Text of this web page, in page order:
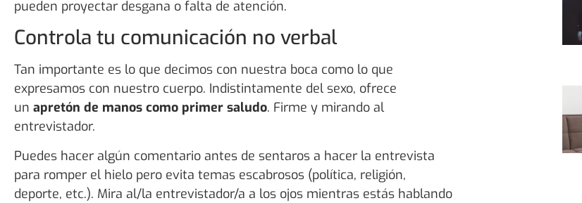
pueden proyectar desgana o falta de atención.
Controla tu comunicación no verbal
Tan importante es lo que decimos con nuestra boca como lo que
expresamos con nuestro cuerpo. Indistintamente del sexo, ofrece
un apretón de manos como primer saludo. Firme y mirando al
entrevistador.
Puedes hacer algún comentario antes de sentaros a hacer la entrevista
para romper el hielo pero evita temas escabrosos (política, religión,
deporte, etc.). Mira al/la entrevistador/a a los ojos mientras estás hablando